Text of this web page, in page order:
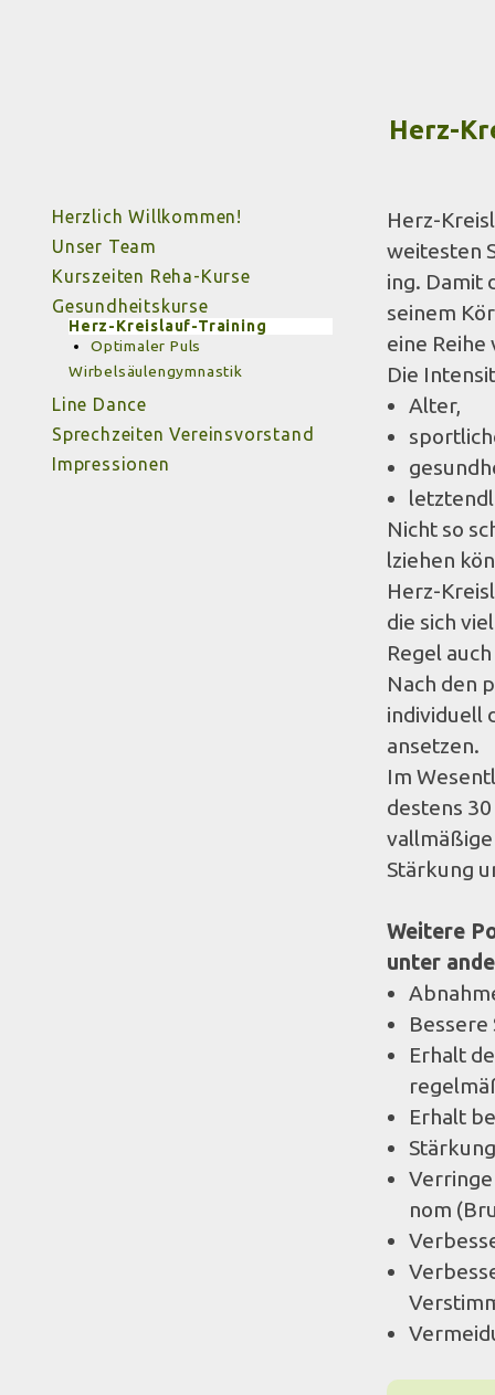
Herz-
Herzlich Willkommen!
Unser Team
Kurszeiten Reha-Kurse
Gesundheitskurse
Herz-Kreislauf-Training
Optimaler Puls
Wirbelsäulengymnastik
Line Dance
Sprechzeiten Vereinsvorstand
Impressionen
Herz-
weitesten
ing. Damit
seinem
eine Rei­he
Die
Alter,
Nicht so
lziehen
Herz-
die sich
Regel
Nach den
indi­vidu­ell
anset­zen.
Im
destens
Stärkung
Weit­ere
unter
Erhalt
Erhalt
nom